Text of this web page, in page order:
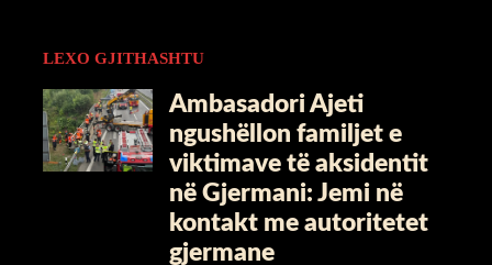
LEXO GJITHASHTU
Ambasadori Ajeti
ngushëllon familjet e
viktimave të aksidentit
në Gjermani: Jemi në
kontakt me autoritetet
gjermane